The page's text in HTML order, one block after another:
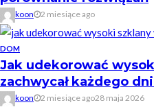
koon 2 miesiące ago
DOM
Jak udekorować
zachwycał każdego
koon 2 miesiące ago28 maja 2026